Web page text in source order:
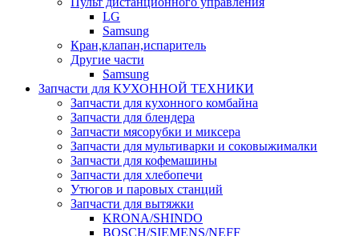
LG
Samsung
Кран,клапан,испаритель
Другие части
Samsung
Запчасти для КУХОННОЙ ТЕХНИКИ
Запчасти для кухонного комбайна
Запчасти для блендера
Запчасти мясорубки и миксера
Запчасти для мультиварки и соковыжималки
Запчасти для кофемашины
Запчасти для хлебопечи
Утюгов и паровых станций
Запчасти для вытяжки
KRONA/SHINDO
BOSCH/SIEMENS/NEFF